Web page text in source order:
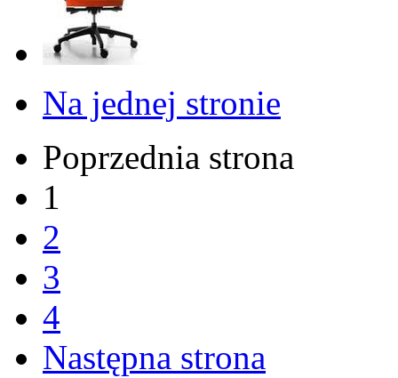
Na jednej stronie
Poprzednia strona
1
2
3
4
Następna strona